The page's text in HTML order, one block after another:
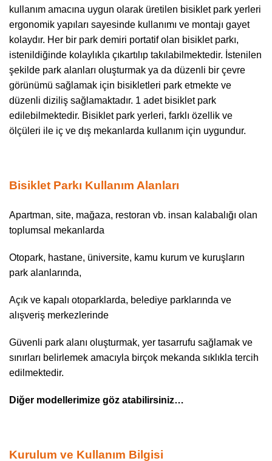
kullanım amacına uygun olarak üretilen bisiklet park yerleri
ergonomik yapıları sayesinde kullanımı ve montajı gayet
kolaydır. Her bir park demiri portatif olan bisiklet parkı,
istenildiğinde kolaylıkla çıkartılıp takılabilmektedir. İstenilen
şekilde park alanları oluşturmak ya da düzenli bir çevre
görünümü sağlamak için bisikletleri park etmekte ve
düzenli diziliş sağlamaktadır. 1 adet bisiklet park
edilebilmektedir. Bisiklet park yerleri, farklı özellik ve
ölçüleri ile iç ve dış mekanlarda kullanım için uygundur.
Bisiklet Parkı Kullanım Alanları
Apartman, site, mağaza, restoran vb. insan kalabalığı olan
toplumsal mekanlarda
Otopark, hastane, üniversite, kamu kurum ve kuruşların
park alanlarında,
Açık ve kapalı otoparklarda, belediye parklarında ve
alışveriş merkezlerinde
Güvenli park alanı oluşturmak, yer tasarrufu sağlamak ve
sınırları belirlemek amacıyla birçok mekanda sıklıkla tercih
edilmektedir.
Diğer modellerimize göz atabilirsiniz…
Kurulum ve Kullanım Bilgisi